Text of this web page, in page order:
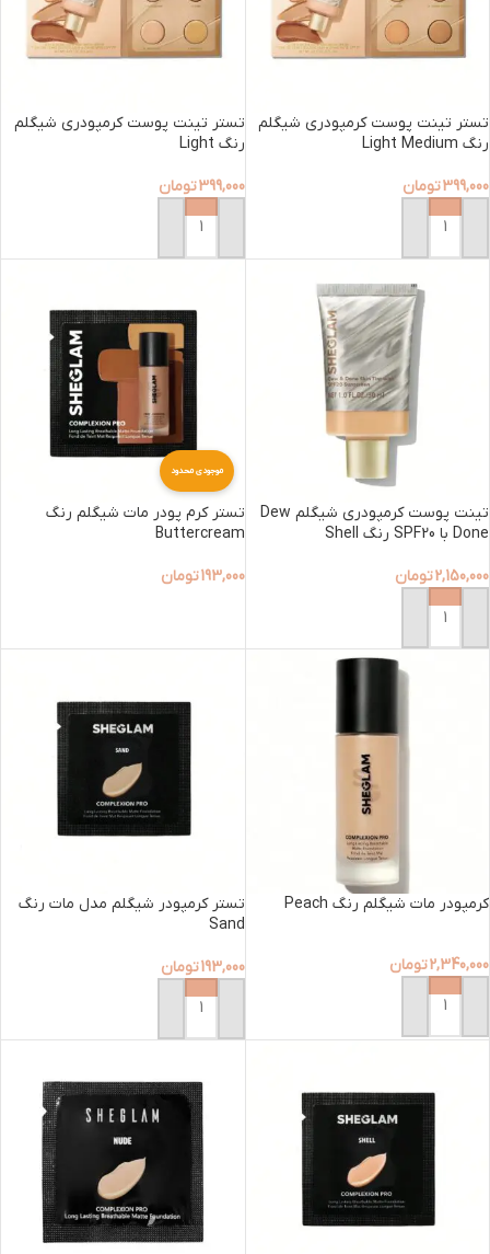
تستر تینت پوست کرمپودری شیگلم
رنگ Light Medium
399,000تومان
افزودن به سبد خرید
تستر تینت پوست کرمپودری شیگلم
رنگ Light
399,000تومان
افزودن به سبد خرید
تینت پوست کرمپودری شیگلم Dew
Done با SPF20 رنگ Shell
2,150,000تومان
افزودن به سبد خرید
موجودی محدود
تستر کرم پودر مات شیگلم رنگ
Buttercream
193,000تومان
کرمپودر مات شیگلم رنگ Peach
2,340,000تومان
افزودن به سبد خرید
تستر کرمپودر شیگلم مدل مات رنگ
Sand
193,000تومان
افزودن به سبد خرید